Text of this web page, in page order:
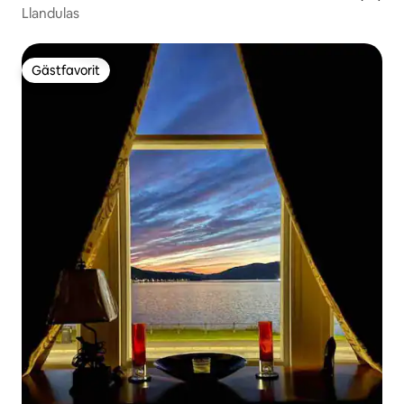
Llandulas
Gästfavorit
Gästfavorit